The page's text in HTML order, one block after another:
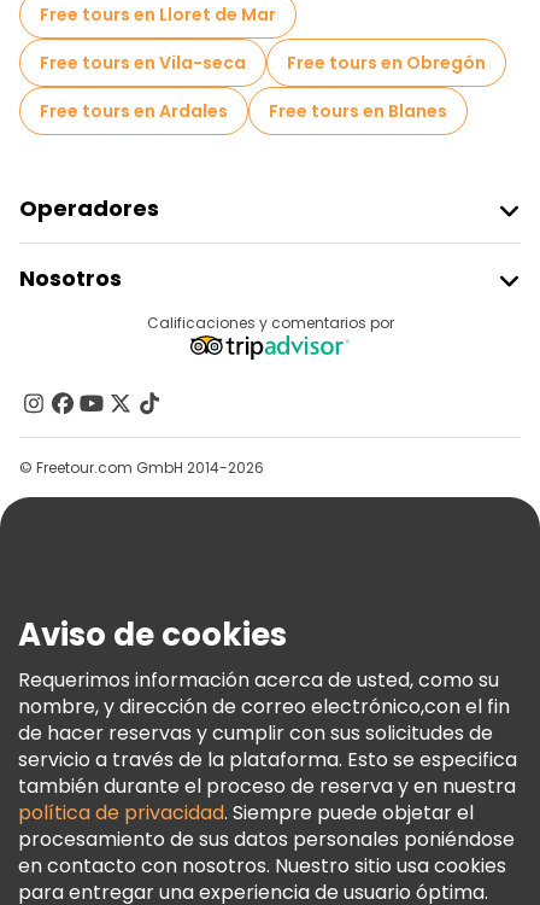
Free tours en Lloret de Mar
Free tours en Vila-seca
Free tours en Obregón
Free tours en Ardales
Free tours en Blanes
Operadores
Acceder Como Proveedor
Programa De Afiliados
Nosotros
Contacto
Grupos
Ayuda
Términos E Información Legal
Política De Cookies
Freetour Premios
Programa De Fidelidad
Calificaciones y comentarios por
© Freetour.com GmbH 2014-2026
Aviso de cookies
Requerimos información acerca de usted, como su
nombre, y dirección de correo electrónico,con el fin
de hacer reservas y cumplir con sus solicitudes de
servicio a través de la plataforma. Esto se especifica
también durante el proceso de reserva y en nuestra
política de privacidad. Siempre puede objetar el
procesamiento de sus datos personales poniéndose
en contacto con nosotros. Nuestro sitio usa cookies
para entregar una experiencia de usuario óptima.